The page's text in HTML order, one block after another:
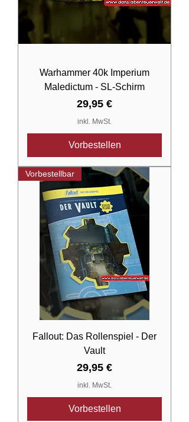
Warhammer 40k Imperium
Maledictum - SL-Schirm
Preis
29,95 €
inkl. MwSt.
Vorbestellen
Vorbestellbar
Fallout: Das Rollenspiel - Der
Vault
Preis
29,95 €
inkl. MwSt.
Vorbestellen